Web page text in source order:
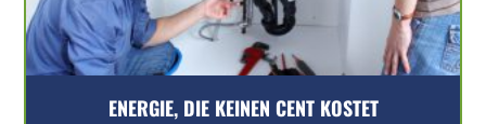
ENERGIE, DIE KEINEN CENT KOSTET